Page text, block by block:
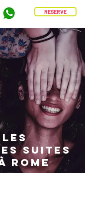
RESERVE
SUITES
ROME